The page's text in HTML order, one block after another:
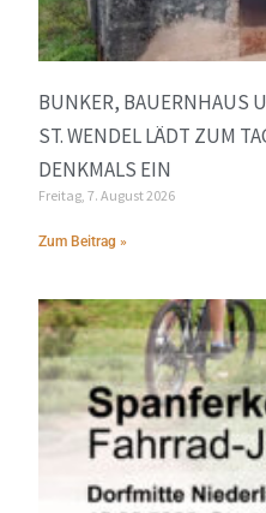
BUNKER, BAUERNHAUS
ST. WENDEL LÄDT ZUM
DENKMALS EIN
Freitag, 7. August 2026
Zum Beitrag »